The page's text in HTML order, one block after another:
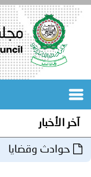
الرئيسية
آخر الأخبار
حوادث وقضايا